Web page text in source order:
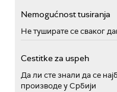
Nemogućnost tusiranja
Не туширате се сваког
Cestitke za uspeh
Да ли сте знали да се
производе у Србији